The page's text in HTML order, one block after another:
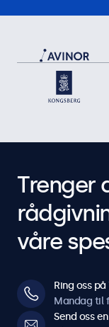
Trenger
våre
Ring oss
Mandag til
Send oss